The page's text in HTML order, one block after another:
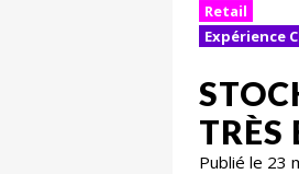
Retail
Expérience
TRÈS
Publié le 23